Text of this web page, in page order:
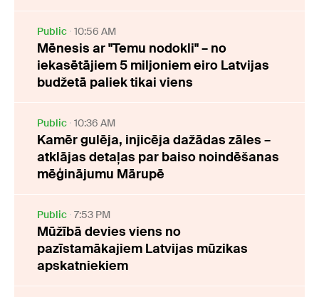
Public 10:56 AM
Mēnesis ar "Temu nodokli" – no
iekasētājiem 5 miljoniem eiro Latvijas
budžetā paliek tikai viens
Public 10:36 AM
Kamēr gulēja, injicēja dažādas zāles –
atklājas detaļas par baiso noindēšanas
mēģinājumu Mārupē
Public 7:53 PM
Mūžībā devies viens no
pazīstamākajiem Latvijas mūzikas
apskatniekiem